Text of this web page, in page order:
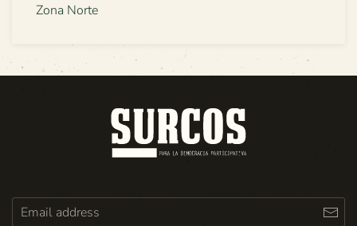
Zona Norte